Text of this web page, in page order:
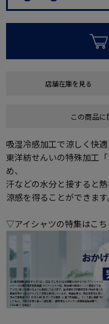
店舗在庫を見る
この商品
吸湿冷感加工で涼しく快
東洋紡せんいの特殊加工
め、
汗などの水分と接すると
涼感を得ることができます
▽アイシャツの特集はこち